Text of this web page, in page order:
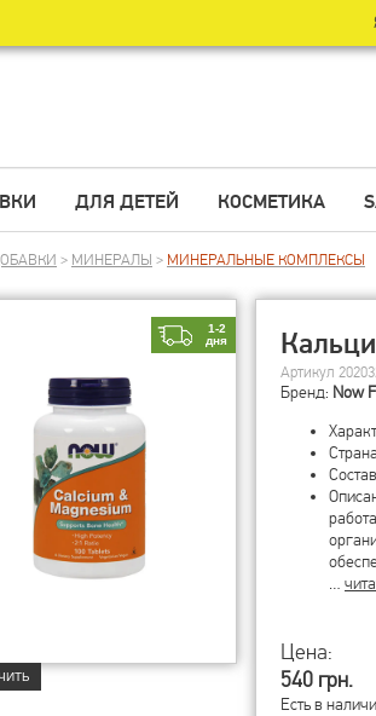
ДЛЯ ДЕТЕЙ КОСМЕТИКА
> МИНЕРАЛЫ > МИНЕРАЛЬНЫЕ КОМПЛЕКСЫ
1-2
дня
Артикул
Бренд: Now
…
Цена:
540 грн.
Есть в